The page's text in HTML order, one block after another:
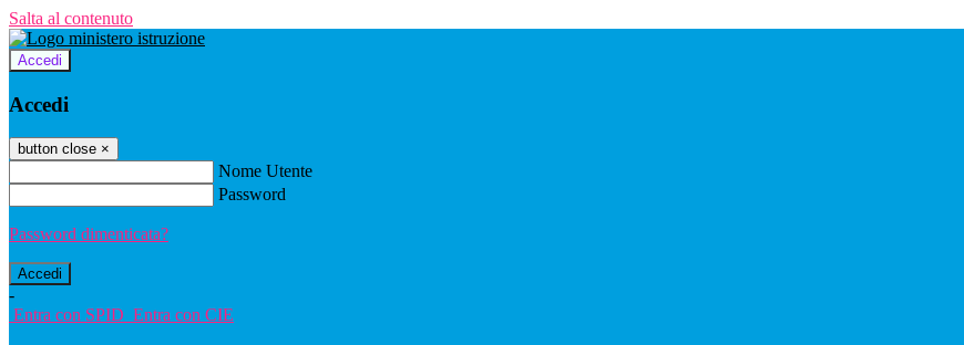
Salta al contenuto
Accedi
Accedi
button close ×
Nome Utente
Password
Password dimenticata?
-
Entra con SPID Entra con CIE